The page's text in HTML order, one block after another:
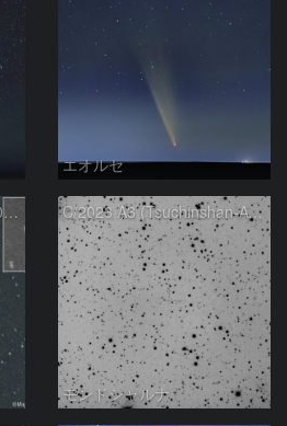
エオルセ
紫金山-アトラス彗星( C/2023A3 )：2025/09/16 C/2023 A3 (Tsuchinshan-ATLAS)
モンドシャルナ